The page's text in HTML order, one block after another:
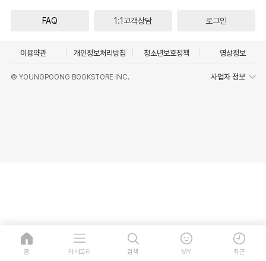
FAQ 1:1고객상담 로그인
이용약관 개인정보처리방침 청소년보호정책 영상정보
© YOUNGPOONG BOOKSTORE INC. 사업자 정보
홈 카테고리 검색 MY 최근